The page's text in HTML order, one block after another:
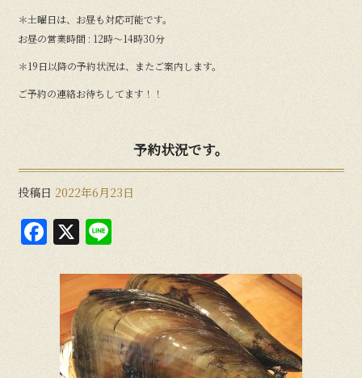
＊土曜日は、お昼も対応可能です。
お昼の営業時間 : 12時〜14時30分
＊19日以降の予約状況は、またご案内します。
ご予約の連絡お待ちしてます！！
予約状況です。
投稿日 2022年6月23日
F
a
c
e
b
o
X
e